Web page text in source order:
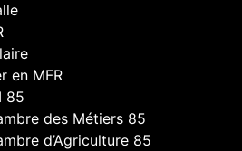
en MFR
85
des Métiers 85
d’Agriculture 85